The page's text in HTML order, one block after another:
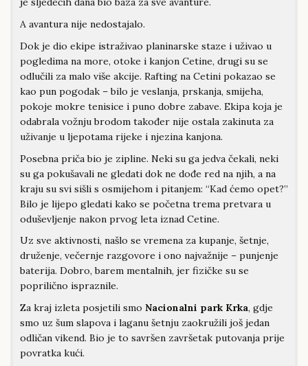
A avantura nije nedostajalo.
Dok je dio ekipe istraživao planinarske staze i uživao u
pogledima na more, otoke i kanjon Cetine, drugi su se
odlučili za malo više akcije. Rafting na Cetini pokazao se
kao pun pogodak – bilo je veslanja, prskanja, smijeha,
pokoje mokre tenisice i puno dobre zabave. Ekipa koja je
odabrala vožnju brodom također nije ostala zakinuta za
uživanje u ljepotama rijeke i njezina kanjona.
Posebna priča bio je zipline. Neki su ga jedva čekali, neki
su ga pokušavali ne gledati dok ne dođe red na njih, a na
kraju su svi sišli s osmijehom i pitanjem: “Kad ćemo opet?”
Bilo je lijepo gledati kako se početna trema pretvara u
oduševljenje nakon prvog leta iznad Cetine.
Uz sve aktivnosti, našlo se vremena za kupanje, šetnje,
druženje, večernje razgovore i ono najvažnije – punjenje
baterija. Dobro, barem mentalnih, jer fizičke su se
poprilično ispraznile.
Za kraj izleta posjetili smo Nacionalni park Krka, gdje
smo uz šum slapova i laganu šetnju zaokružili još jedan
odličan vikend. Bio je to savršen završetak putovanja prije
povratka kući.